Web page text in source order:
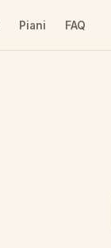
Piani FAQ